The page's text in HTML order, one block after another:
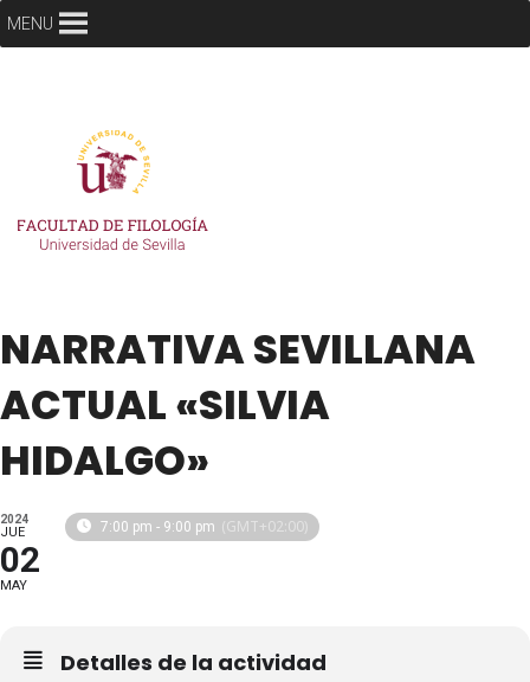
MENU
NARRATIVA SEVILLANA
ACTUAL «SILVIA
HIDALGO»
2024
JUE
02
MAY
7:00 pm - 9:00 pm (GMT+02:00)
Detalles de la actividad